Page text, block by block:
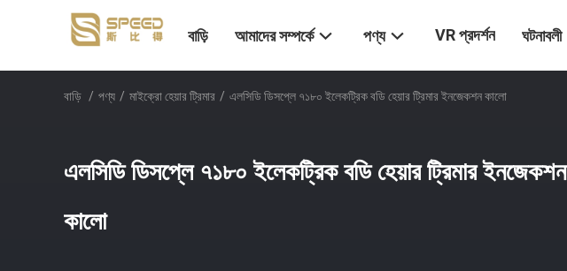
বাড়ি আমাদের সম্পর্কে পণ্য VR প্রদর্শন ঘটনাবলী
বাড়ি / পণ্য / মাইক্রো হেয়ার ট্রিমার / এলসিডি ডিসপ্লে ৭১৮০ ইলেকট্রিক বডি হেয়ার ট্রিমার ইনজেকশন কালো
এলসিডি ডিসপ্লে ৭১৮০ ইলেকট্রিক বডি হেয়ার ট্রিমার ইনজেকশন
কালো